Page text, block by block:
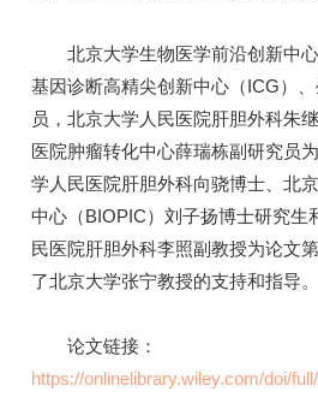
北京大学生物医学前沿创新中心
基因诊断高精尖创新中心（ICG）
员，北京大学人民医院肝胆外科朱
医院肿瘤转化中心薛瑞栋副研究员
学人民医院肝胆外科向骁博士、北
中心（BIOPIC）刘子扬博士研究生
民医院肝胆外科李照副教授为论文
了北京大学张宁教授的支持和指导。
论文链接：
https://onlinelibrary.wiley.com/doi/